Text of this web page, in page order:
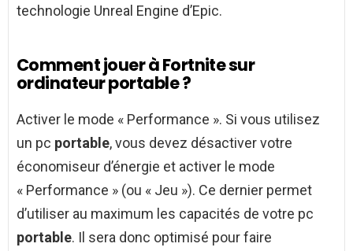
technologie Unreal Engine d’Epic.
Comment jouer à Fortnite sur
ordinateur portable ?
Activer le mode « Performance ». Si vous utilisez
un pc portable, vous devez désactiver votre
économiseur d’énergie et activer le mode
« Performance » (ou « Jeu »). Ce dernier permet
d’utiliser au maximum les capacités de votre pc
portable. Il sera donc optimisé pour faire